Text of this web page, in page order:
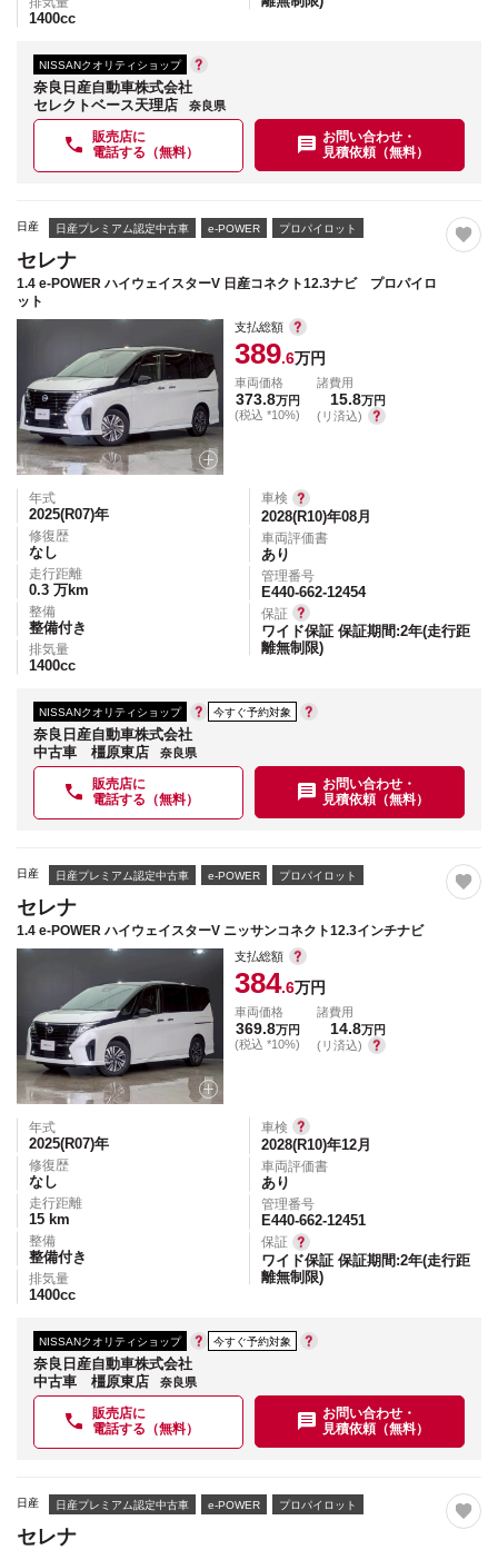
1400cc
NISSANクオリティショップ
奈良日産自動車株式会社
セレクトベース天理店
奈良県
販売店に
電話する（無料）
お問い合わせ・
見積依頼（無料）
日産 日産プレミアム認定中古車 e-POWER プロパイロット
セレナ
1.4 e-POWER ハイウェイスターV 日産コネクト12.3ナビ プロパイロ
ット
支払総額
389.6万円
車両価格
373.8万円
(税込 *10%)
諸費用
15.8万円
(リ済込)
年式
2025(R07)年
修復歴
なし
走行距離
0.3 万km
整備
整備付き
排気量
1400cc
車検
2028(R10)年08月
車両評価書
あり
管理番号
E440-662-12454
保証
ワイド保証 保証期間:2年(走行距
離無制限)
NISSANクオリティショップ 今すぐ予約対象
奈良日産自動車株式会社
中古車 橿原東店
奈良県
販売店に
電話する（無料）
お問い合わせ・
見積依頼（無料）
日産 日産プレミアム認定中古車 e-POWER プロパイロット
セレナ
1.4 e-POWER ハイウェイスターV ニッサンコネクト12.3インチナビ
支払総額
384.6万円
車両価格
369.8万円
(税込 *10%)
諸費用
14.8万円
(リ済込)
年式
2025(R07)年
修復歴
なし
走行距離
15 km
整備
整備付き
排気量
1400cc
車検
2028(R10)年12月
車両評価書
あり
管理番号
E440-662-12451
保証
ワイド保証 保証期間:2年(走行距
離無制限)
NISSANクオリティショップ 今すぐ予約対象
奈良日産自動車株式会社
中古車 橿原東店
奈良県
販売店に
電話する（無料）
お問い合わせ・
見積依頼（無料）
日産 日産プレミアム認定中古車 e-POWER プロパイロット
セレナ